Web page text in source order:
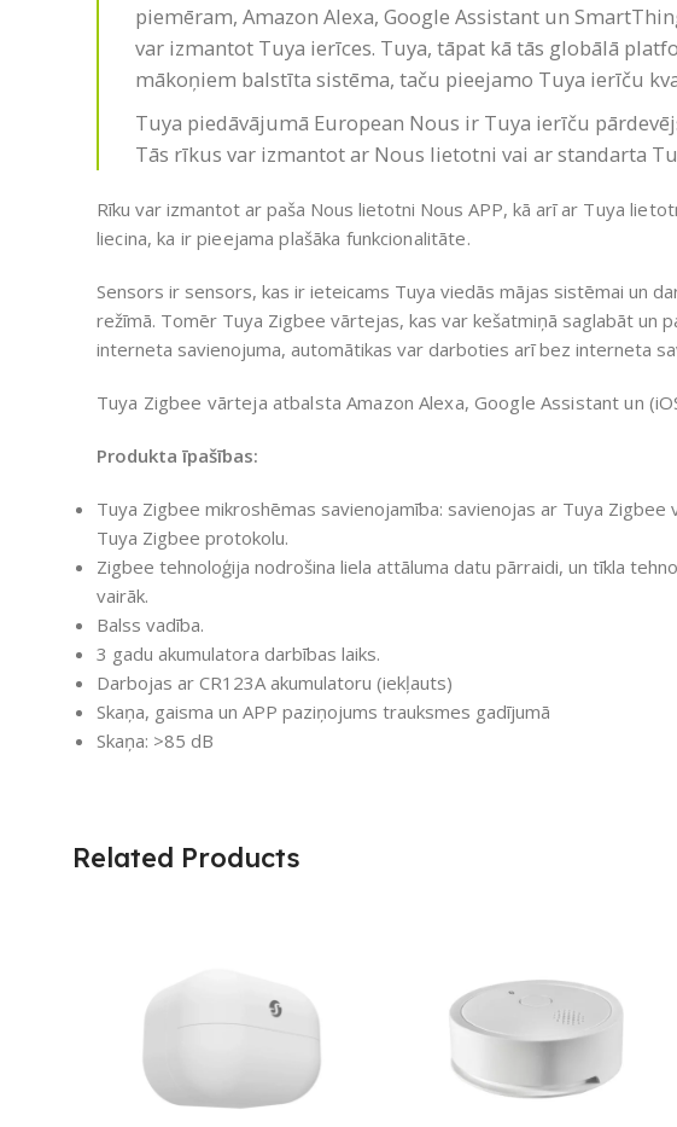
piemēram, Amazon Alexa, Google Assistant un
var izmantot Tuya ierīces. Tuya, tāpat kā tās globālā
mākoņiem balstīta sistēma, taču pieejamo Tuya ierīču
Tuya piedāvājumā European Nous ir Tuya ierīču
Tās rīkus var izmantot ar Nous lietotni vai ar standarta
Rīku var izmantot ar paša Nous lietotni Nous APP, kā arīar Tuya
liecina, ka ir pieejama plašāka funkcionalitāte.
Sensors ir sensors, kas ir ieteicams Tuya viedās mājas sistēmai un
režīmā. Tomēr Tuya Zigbee vārtejas, kas var kešatmiņā saglabāt un
interneta savienojuma, automātikas var darboties arī bez interneta
Tuya Zigbee vārteja atbalsta Amazon Alexa, Google Assistant un
Produkta īpašības:
Tuya Zigbee mikroshēmas savienojamība: savienojas ar Tuya
Tuya Zigbee protokolu.
Zigbee tehnoloģija nodrošina liela attāluma datu pārraidi, un tīkla
vairāk.
Balss vadība.
3 gadu akumulatora darbības laiks.
Darbojas ar CR123A akumulatoru (iekļauts)
Skaņa, gaisma un APP paziņojums trauksmes gadījumā
Skaņa: >85 dB
Related Products